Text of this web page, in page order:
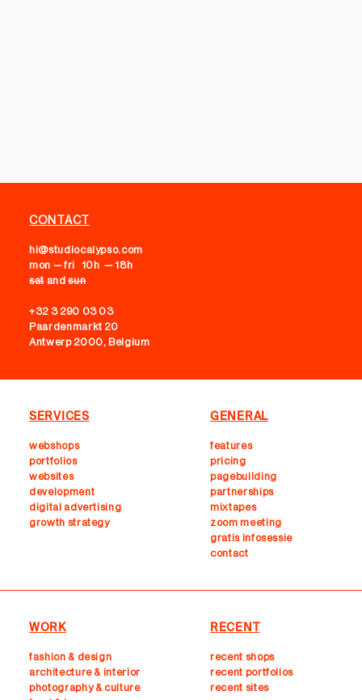
CONTACT
hi@studiocalypso.com
mon — fri 10h — 18h
satandsun
+32 3 290 03 03
Paardenmarkt 20
Antwerp 2000, Belgium
SERVICES
webshops
portfolios
websites
development
digital advertising
growth strategy
GENERAL
features
pricing
pagebuilding
partnerships
mixtapes
zoom meeting
gratis infosessie
contact
WORK
fashion & design
architecture & interior
photography & culture
RECENT
recent shops
recent portfolios
recent sites